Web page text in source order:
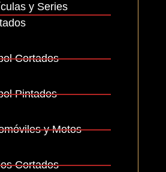
y Series
Cortados
Pintados
y Motos
Cortados